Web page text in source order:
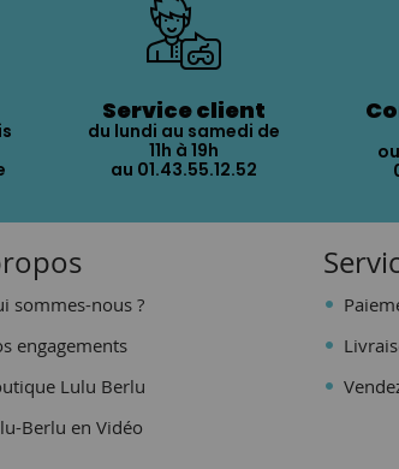
Service client
du lundi au samedi de
11h à 19h
au 01.43.55.12.52
sommes-nous ?
engagements
Lulu Berlu
Berlu en Vidéo